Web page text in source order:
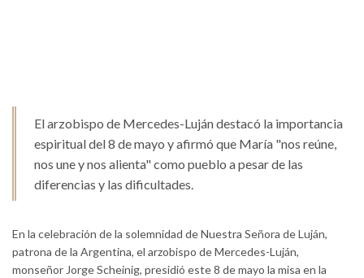
El arzobispo de Mercedes-Luján destacó la importancia
espiritual del 8 de mayo y afirmó que María "nos reúne,
nos une y nos alienta" como pueblo a pesar de las
diferencias y las dificultades.
En la celebración de la solemnidad de Nuestra Señora de Luján,
patrona de la Argentina, el arzobispo de Mercedes-Luján,
monseñor Jorge Scheinig, presidió este 8 de mayo la misa en la